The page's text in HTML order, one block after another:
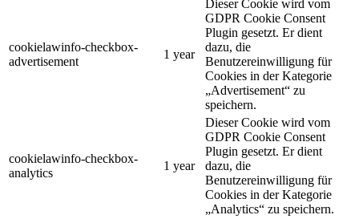
cookielawinfo-checkbox-
advertisement
1 year
Dieser Cookie wird vom
GDPR Cookie Consent
Plugin gesetzt. Er dient
dazu, die
Benutzereinwilligung für
Cookies in der Kategorie
„Advertisement“ zu
speichern.
cookielawinfo-checkbox-
analytics
1 year
Dieser Cookie wird vom
GDPR Cookie Consent
Plugin gesetzt. Er dient
dazu, die
Benutzereinwilligung für
Cookies in der Kategorie
„Analytics“ zu speichern.